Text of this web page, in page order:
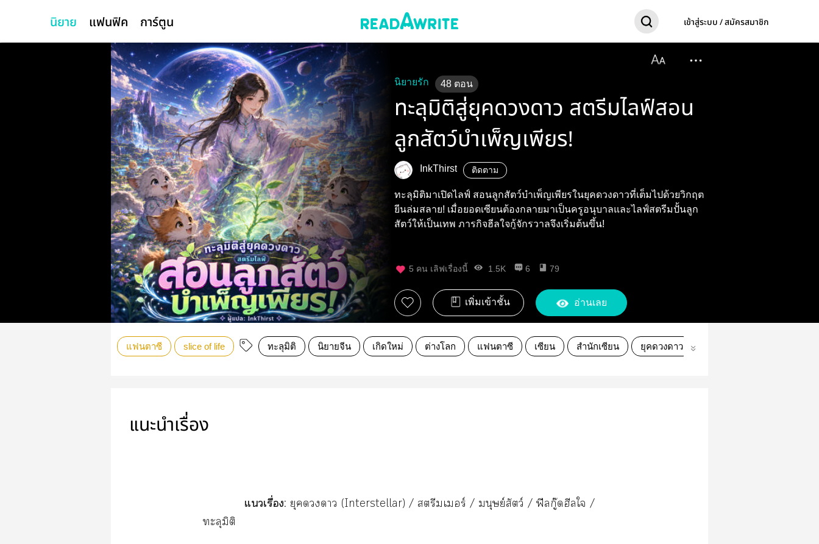
นิยาย แฟนฟิค การ์ตูน เข้าสู่ระบบ / สมัครสมาชิก
นิยายรัก 48 ตอน
ทะลุมิติสู่ยุคดวงดาว สตรีมไลฟ์สอน
ลูกสัตว์บำเพ็ญเพียร!
InkThirst ติดตาม
ทะลุมิติมาเปิดไลฟ์ สอนลูกสัตว์บำเพ็ญเพียรในยุคดวงดาวที่เต็มไปด้วยวิกฤต
ยีนล่มสลาย! เมื่อยอดเซียนต้องกลายมาเป็นครูอนุบาลและไลฟ์สตรีมปั้นลูก
สัตว์ให้เป็นเทพ ภารกิจฮีลใจกู้จักรวาลจึงเริ่มต้นขึ้น!
5 คน เลิฟเรื่องนี้ 1.5K 6 79
เพิ่มเข้าชั้น อ่านเลย
แฟนตาซี slice of life ทะลุมิติ นิยายจีน เกิดใหม่ ต่างโลก แฟนตาซี เซียน สำนักเซียน ยุคดวงดาว
แนะนำเรื่อง
แเรื่อง: ยุคา (Interstellar) / สตรีมเอร์ / มนุษย์สัตว์ / ฟีลกู๊ดฮีลใ /
ทะลุมิติ